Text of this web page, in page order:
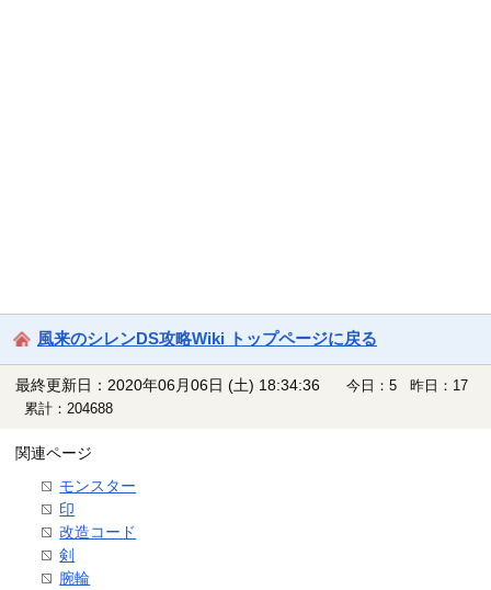
風来のシレンDS攻略Wiki トップページに戻る
最終更新日：2020年06月06日 (土) 18:34:36
今日：5 昨日：17
累計：204688
関連ページ
モンスター
印
改造コード
剣
腕輪